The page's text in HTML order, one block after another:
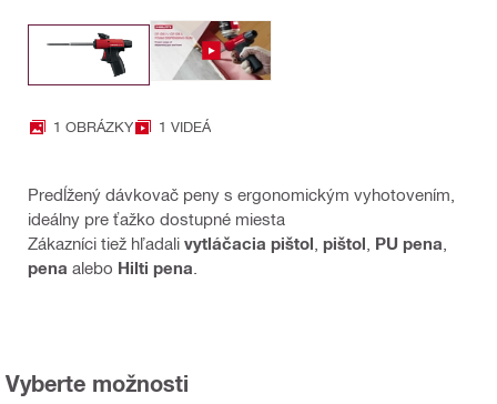
1 OBRÁZKY 1 VIDEÁ
Predĺžený dávkovač peny s ergonomickým vyhotovením,
ideálny pre ťažko dostupné miesta
Zákazníci tiež hľadali vytláčacia pištol pištol PU pena
pena alebo Hilti pena
Vyberte možnosti